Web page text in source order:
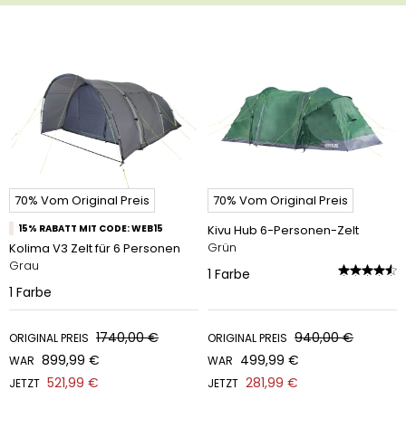
70% Vom Original Preis
15% RABATT MIT CODE: WEB15
Kolima V3 Zelt für 6 Personen
Grau
1 Farbe
ORIGINAL PREIS 1740,00 €
WAR 899,99 €
JETZT 521,99 €
70% Vom Original Preis
Kivu Hub 6-Personen-Zelt
Grün
1 Farbe
ORIGINAL PREIS 940,00 €
WAR 499,99 €
JETZT 281,99 €